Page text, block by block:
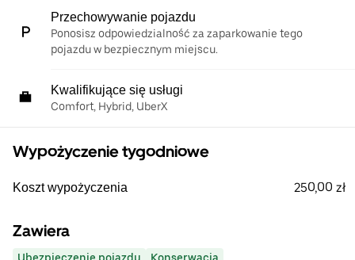
Przechowywanie pojazdu
Ponosisz odpowiedzialność za zaparkowanie tego
pojazdu w bezpiecznym miejscu.
Kwalifikujące się usługi
Comfort, Hybrid, UberX
Wypożyczenie tygodniowe
Koszt wypożyczenia 250,00 zł
Zawiera